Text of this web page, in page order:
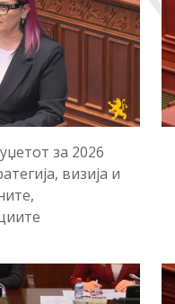
за 2026
визија и